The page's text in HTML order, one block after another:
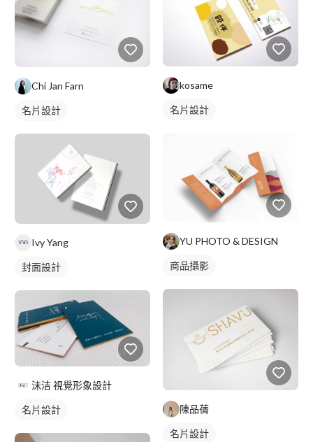
Chi Jan Farn
名片設計
Ivy Yang
封面設計
沬洁 視覺形象設計
名片設計
kosame
名片設計
YU PHOTO & DESIGN
商品攝影
陳品蒨
名片設計